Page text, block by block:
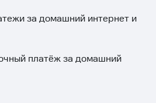
за домашний интернет и
платёж за домашний